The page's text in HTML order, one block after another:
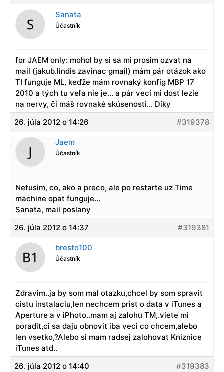
Sanata
Účastník
for JAEM only: mohol by si sa mi prosim ozvat na
mail (jakub.lindis zavinac gmail) mám pár otázok ako
TI funguje ML, keďže mám rovnaký konfig MBP 17
2010 a tých tu veľa nie je… a pár vecí mi dosť lezie
na nervy, či máš rovnaké skúsenosti… Díky
26. júla 2012 o 14:26
#319378
Jaem
Účastník
Netusim, co, ako a preco, ale po restarte uz Time
machine opat funguje…
Sanata, mail poslany
26. júla 2012 o 14:37
#319381
bresto100
Účastník
Zdravim..ja by som mal otazku,chcel by som spravit
cistu instalaciu,len nechcem prist o data v iTunes a
Aperture a v iPhoto..mam aj zalohu TM,.viete mi
poradit,ci sa daju obnovit iba veci co chcem,alebo
len vsetko,?Alebo si mam radsej zalohovat Kniznice
iTunes atd..
26. júla 2012 o 14:40
#319383